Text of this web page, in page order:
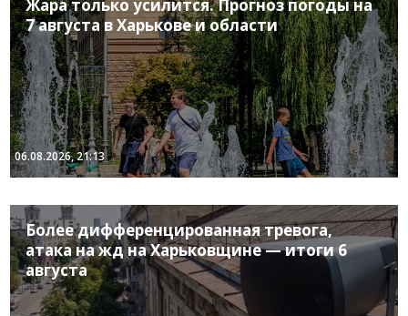
Жара только усилится. Прогноз погоды на
7 августа в Харькове и области
06.08.2026, 21:13
Более дифференцированная тревога,
атака на жд на Харьковщине — итоги 6
августа